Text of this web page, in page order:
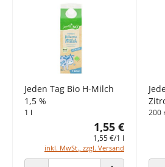
Jeden Tag Bio H-Milch
1,5 %
1 l
1,55 €
1,55 €/1 l
inkl. MwSt., zzgl. Versand
200